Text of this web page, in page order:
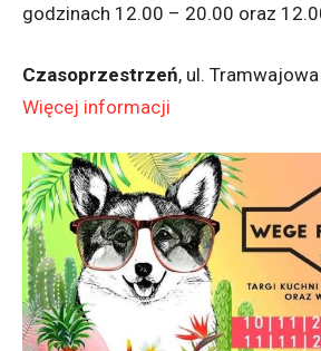
godzinach 12.00 – 20.00 oraz
Czasoprzestrzeń, ul.
Więcej informacji